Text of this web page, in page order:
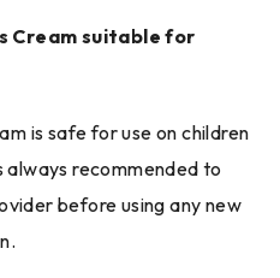
Cream suitable for
is safe for use on children
recommended to
before using any new